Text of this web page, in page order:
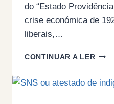
do “Estado
crise económica de
liberais,…
CONTINUAR A LEROS
DOS